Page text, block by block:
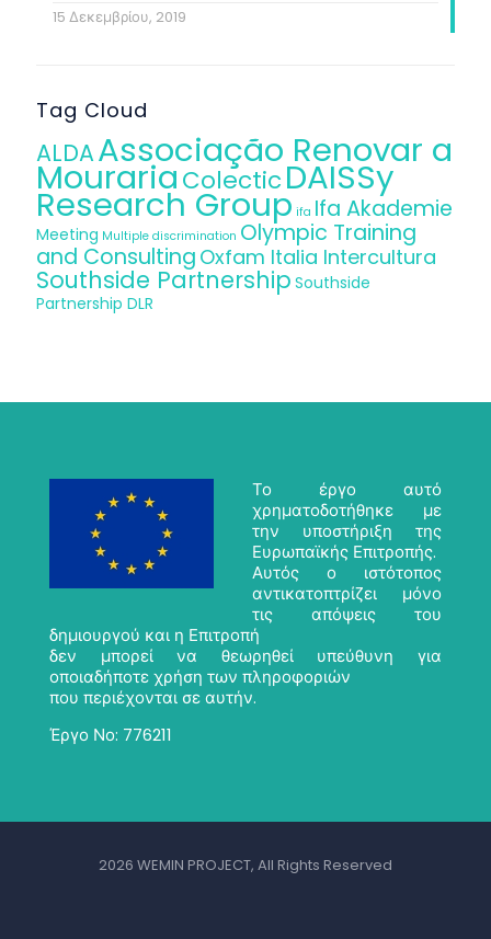
15 Δεκεμβρίου, 2019
Tag Cloud
ALDAAssociação Renovar a
MourariaColecticDAISSy
Research Group ifa Ifa Akademie
Meeting Multiple discrimination Olympic Training
and Consulting Oxfam Italia Intercultura
Southside Partnership Southside
Partnership DLR
Το έργο αυτό
χρηματοδοτήθηκε με
την υποστήριξη της
Ευρωπαϊκής Επιτροπής.
Αυτός ο ιστότοπος
αντικατοπτρίζει μόνο
τις απόψεις του
δημιουργού και η Επιτροπή
δεν μπορεί να θεωρηθεί υπεύθυνη για
οποιαδήποτε χρήση των πληροφοριών
που περιέχονται σε αυτήν.
Έργο Νο: 776211
2026 WEMIN PROJECT, All Rights Reserved